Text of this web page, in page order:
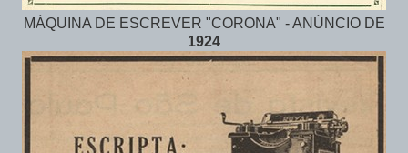
MÁQUINA DE ESCREVER "CORONA" - ANÚNCIO DE
1924